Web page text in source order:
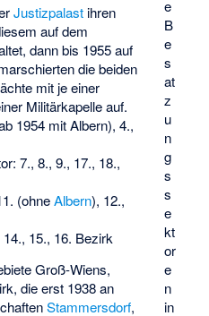
e
B
e
s
at
z
u
n
g
s
s
e
kt
or
e
n
in
Justizpalastihren
auf dem
dann bis 1955 auf
die beiden
mit je einer
Militärkapelle auf.
1954 mit Albern), 4.,
7., 8., 9., 17., 18.,
(ohneAlbern), 12.,
15., 16. Bezirk
Groß-Wiens,
die erst 1938 an
Stammersdorf,